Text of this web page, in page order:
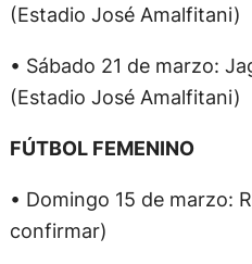
(Estadio José Amalfitani)
• Sábado 21 de marzo:
(Estadio José Amalfitani)
FÚTBOL FEMENINO
• Domingo 15 de marzo:
confirmar)